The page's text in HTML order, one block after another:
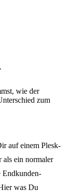
wie der
zum
auf einem Plesk-
als ein normaler
was Du